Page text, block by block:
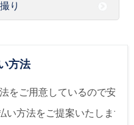
り
方法
をご用意しているので安心
い方法をご提案いたします！